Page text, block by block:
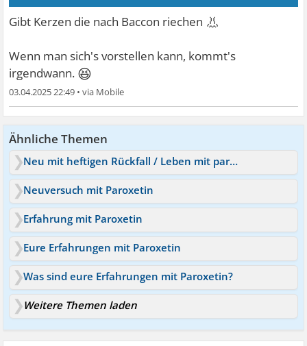
Gibt Kerzen die nach Baccon riechen 👃
Wenn man sich's vorstellen kann, kommt's
irgendwann. 😆
03.04.2025 22:49 •
Ähnliche Themen
Neu mit heftigen Rückfall / Leben mit paroxetin
Neuversuch mit Paroxetin
Erfahrung mit Paroxetin
Eure Erfahrungen mit Paroxetin
Was sind eure Erfahrungen mit Paroxetin?
Weitere Themen laden